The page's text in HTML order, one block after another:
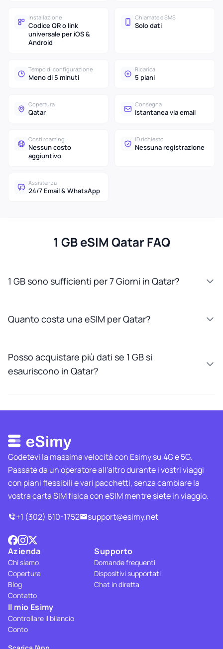
Installazione
Codice QR o link
universale per iOS &
Android
Chiamate e SMS
Solo dati
Tempo di configurazione
Meno di 5 minuti
Ricarica
5 piani
Copertura
Qatar
Consegna
Istantanea via email
Costi roaming
Nessun costo
aggiuntivo
ID richiesto
Nessuna registrazione
Assistenza
24/7 Email & WhatsApp
1 GB eSIM Qatar FAQ
1 GB sono sufficienti per 7 Giorni in Qatar?
Quanto costa una eSIM per Qatar?
Posso acquistare più dati se 1 GB si
esauriscono in Qatar?
Godetevi la massima velocità con Esimy su 4G e 5G.
Passate da un operatore all'altro durante i vostri viaggi
con piani flessibili e vari pacchetti, senza cambiare la
vostra carta SIM fisica con eSIM mentre siete in viaggio.
+1 (302) 610-1752
support@esimy.net
Azienda
Chi siamo
Copertura
Blog
Contatto
Supporto
Domande frequenti
Dispositivi supportati
Chat in diretta
Il mio Esimy
Controllare il bilancio
Conto